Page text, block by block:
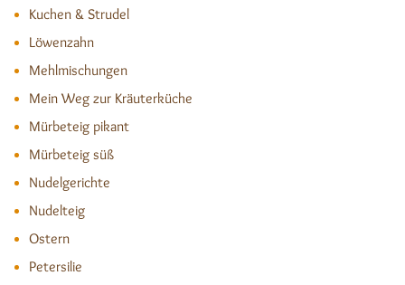
Kuchen & Strudel
Löwenzahn
Mehlmischungen
Mein Weg zur Kräuterküche
Mürbeteig pikant
Mürbeteig süß
Nudelgerichte
Nudelteig
Ostern
Petersilie